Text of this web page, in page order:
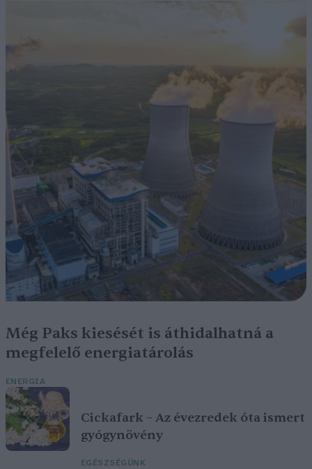
Még Paks kiesését is áthidalhatná a
megfelelő energiatárolás
ENERGIA
Cickafark – Az évezredek óta ismert
gyógynövény
EGÉSZSÉGÜNK